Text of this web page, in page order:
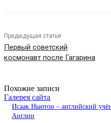
Предыдущая статья
Первый советский
космонавт после Гагарина
Похожие записи
Галерея сайта
Исаак Ньютон – английский
Англии